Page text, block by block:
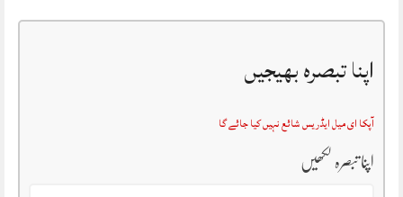
اپنا تبصرہ بھیجیں
آپکا ای میل ایڈریس شائع نہیں کیا جائے گا
اپنا تبصرہ لکھیں